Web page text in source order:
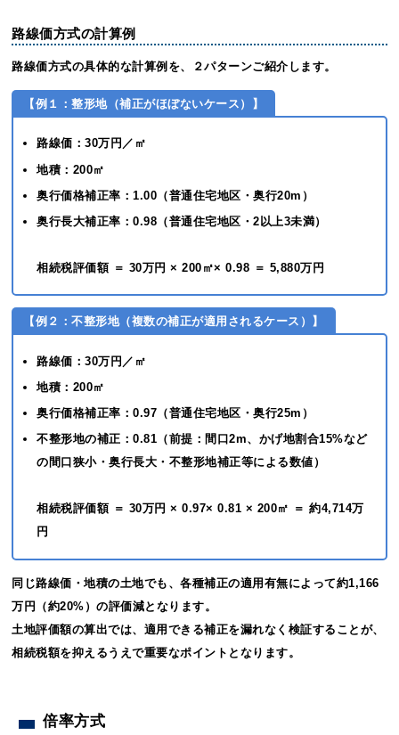
路線価方式の計算例
路線価方式の具体的な計算例を、２パターンご紹介します。
【例１：整形地（補正がほぼないケース）】
路線価：30万円／㎡
地積：200㎡
奥行価格補正率：1.00（普通住宅地区・奥行20m）
奥行長大補正率：0.98（普通住宅地区・2以上3未満）
相続税評価額 ＝ 30万円 × 200㎡× 0.98 ＝ 5,880万円
【例２：不整形地（複数の補正が適用されるケース）】
路線価：30万円／㎡
地積：200㎡
奥行価格補正率：0.97（普通住宅地区・奥行25m）
不整形地の補正：0.81（前提：間口2m、かげ地割合15%など
の間口狭小・奥行長大・不整形地補正等による数値）
相続税評価額 ＝ 30万円 × 0.97× 0.81 × 200㎡ ＝ 約4,714万
円
同じ路線価・地積の土地でも、各種補正の適用有無によって約1,166
万円（約20%）の評価減となります。
土地評価額の算出では、適用できる補正を漏れなく検証することが、
相続税額を抑えるうえで重要なポイントとなります。
倍率方式